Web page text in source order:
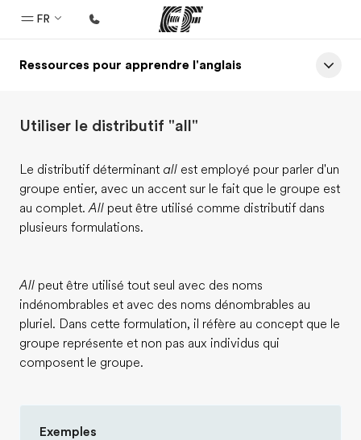
FR
Accueil
Programmes
Bureaux
Trouver un bureau
Qui sommes-nous ?
EF recrute
Rejoignez nos équipes
Ressources pour apprendre l'anglais
Utiliser le distributif "all"
Le distributif déterminant all est employé pour parler d'un
groupe entier, avec un accent sur le fait que le groupe est
au complet.All peut être utilisé comme distributif dans
plusieurs formulations.
All peut être utilisé tout seul avec des noms
indénombrables et avec des noms dénombrables au
pluriel. Dans cette formulation, il réfère au concept que le
groupe représente et non pas aux individus qui
composent le groupe.
Exemples